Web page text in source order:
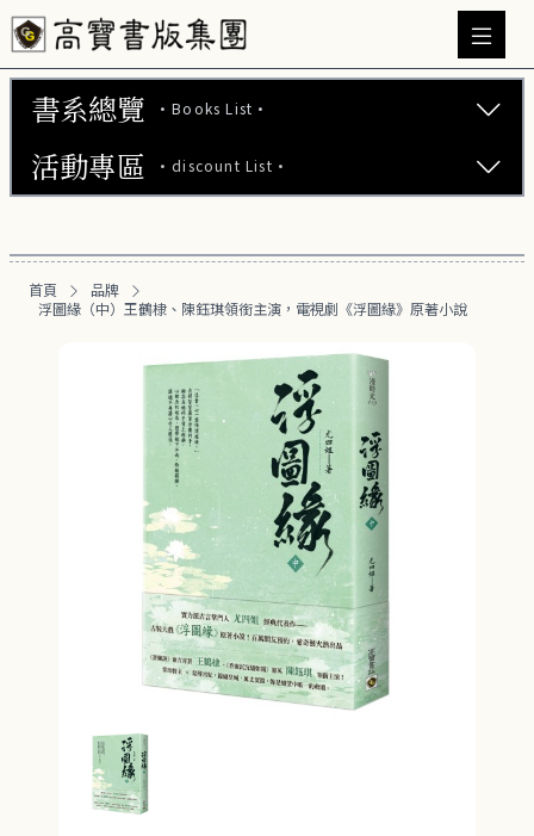
書系總覽 ·Books List·
文學小說 (737)
商業財經 (100)
醫療保健 (55)
親子教養 (13)
人文史哲 (73)
活動專區 ·discount List·
【2本7折】高寶小說系列全圖鑑書展
【2套7折】高寶小說系列全圖鑑書展
【66折】高寶小說系列全圖鑑書展
首頁
品牌
浮圖緣（中）王鶴棣、陳鈺琪領銜主演，電視劇《浮圖緣》原著小說